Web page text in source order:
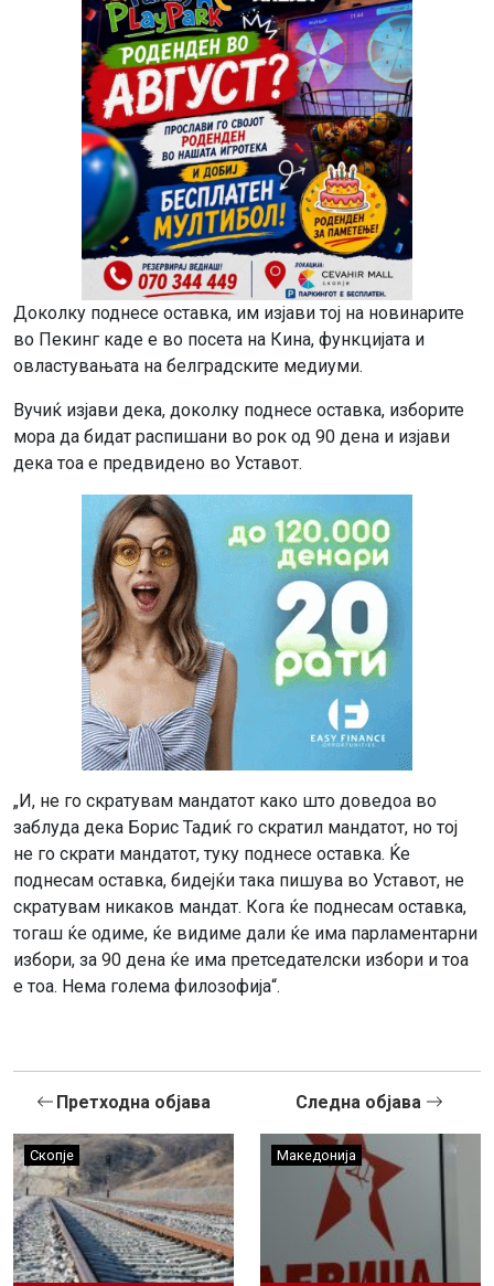
Доколку поднесе оставка, им изјави тој на новинарите
во Пекинг каде е во посета на Кина, функцијата и
овластувањата на белградските медиуми.
Вучиќ изјави дека, доколку поднесе оставка, изборите
мора да бидат распишани во рок од 90 дена и изјави
дека тоа е предвидено во Уставот.
„И, не го скратувам мандатот како што доведоа во
заблуда дека Борис Тадиќ го скратил мандатот, но тој
не го скрати мандатот, туку поднесе оставка. Ќе
поднесам оставка, бидејќи така пишува во Уставот, не
скратувам никаков мандат. Кога ќе поднесам оставка,
тогаш ќе одиме, ќе видиме дали ќе има парламентарни
избори, за 90 дена ќе има претседателски избори и тоа
е тоа. Нема голема филозофија“.
Претходна објава
Скопје
Следна објава
Македонија